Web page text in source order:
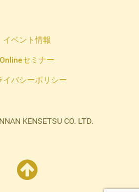
イベント情報
Onlineセミナー
イバシーポリシー
KENSETSU CO. LTD.